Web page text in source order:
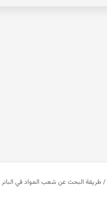
/طريقة البحث عن شعب المواد في